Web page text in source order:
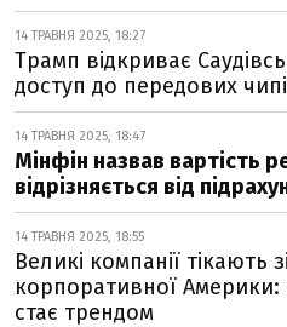
14 ТРАВНЯ 2025, 18:27
Трамп відкриває
доступ до передових
14 ТРАВНЯ 2025, 18:47
Мінфін назвав вартість
відрізняється від
14 ТРАВНЯ 2025, 18:55
Великі компанії тікають
корпоративної
стає трендом